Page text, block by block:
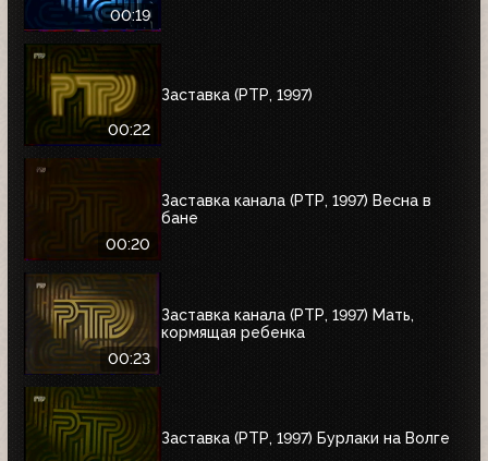
00:19
00:22
Заставка (РТР, 1997)
00:20
Заставка канала (РТР, 1997) Весна в
бане
00:23
Заставка канала (РТР, 1997) Мать,
кормящая ребенка
Заставка (РТР, 1997) Бурлаки на Волге